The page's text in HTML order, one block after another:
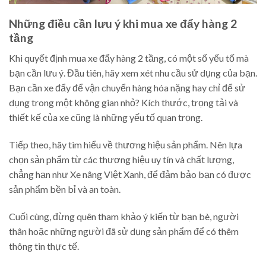
Những điều cần lưu ý khi mua xe đẩy hàng 2
tầng
Khi quyết định mua xe đẩy hàng 2 tầng, có một số yếu tố mà
bạn cần lưu ý. Đầu tiên, hãy xem xét nhu cầu sử dụng của bạn.
Bạn cần xe đẩy để vận chuyển hàng hóa nặng hay chỉ để sử
dụng trong một không gian nhỏ? Kích thước, trọng tải và
thiết kế của xe cũng là những yếu tố quan trọng.
Tiếp theo, hãy tìm hiểu về thương hiệu sản phẩm. Nên lựa
chọn sản phẩm từ các thương hiệu uy tín và chất lượng,
chẳng hạn như Xe nâng Việt Xanh, để đảm bảo bạn có được
sản phẩm bền bỉ và an toàn.
Cuối cùng, đừng quên tham khảo ý kiến từ bạn bè, người
thân hoặc những người đã sử dụng sản phẩm để có thêm
thông tin thực tế.